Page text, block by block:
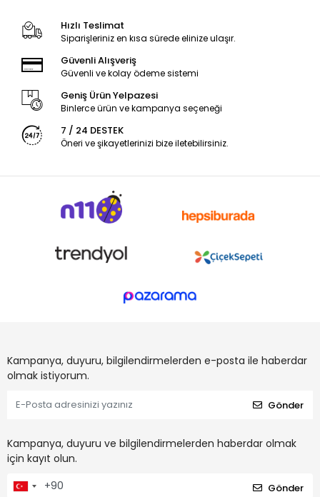
Hızlı Teslimat
Siparişleriniz en kısa sürede elinize ulaşır.
Güvenli Alışveriş
Güvenli ve kolay ödeme sistemi
Geniş Ürün Yelpazesi
Binlerce ürün ve kampanya seçeneği
7 / 24 DESTEK
Öneri ve şikayetlerinizi bize iletebilirsiniz.
Kampanya, duyuru, bilgilendirmelerden e-posta ile haberdar
olmak istiyorum.
Gönder
Kampanya, duyuru ve bilgilendirmelerden haberdar olmak
için kayıt olun.
Gönder